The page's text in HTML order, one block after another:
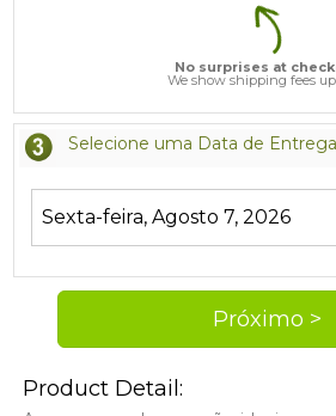
No surprises at
We show shipping fees
Selecione uma Data de Entrega
Product Detail: